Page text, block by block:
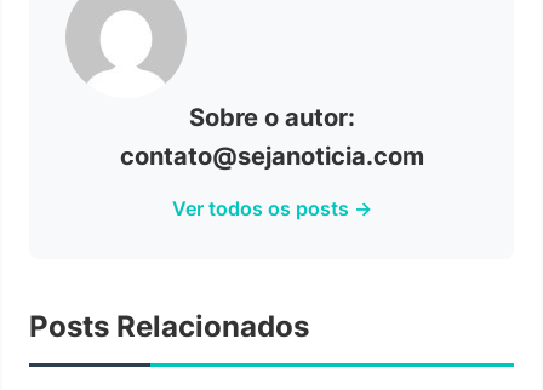
Sobre o autor:
contato@sejanoticia.com
Ver todos os posts →
Posts Relacionados